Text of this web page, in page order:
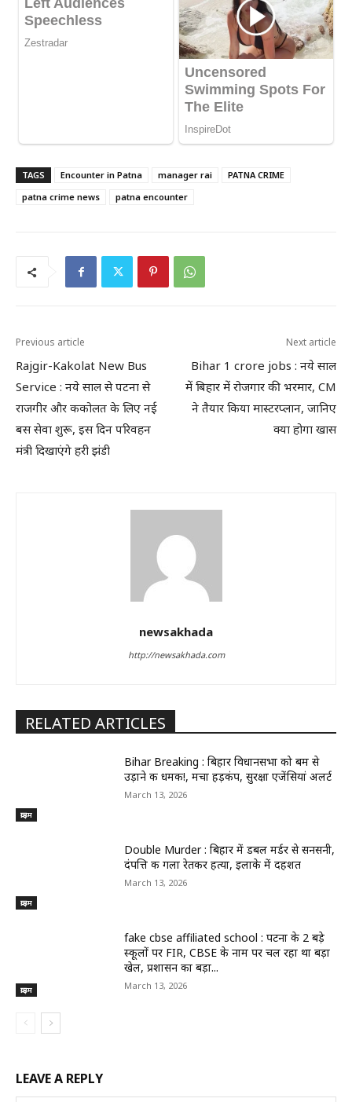
TAGS Encounter in Patna manager rai
PATNA CRIME
patna crime news
patna encounter
Previous article
Rajgir-Kakolat New Bus
Service : नये साल से पटना से
राजगीर और ककोलत के लिए नई
बस सेवा शुरू, इस दिन परिवहन
मंत्री दिखाएंगे हरी झंडी
Next article
Bihar 1 crore jobs : नये साल
में बिहार में रोजगार की भरमार, CM
ने तैयार किया मास्टरप्लान, जानिए
क्या होगा खास
newsakhada
http://newsakhada.com
RELATED ARTICLES
क्राइम
Bihar Breaking : बिहार विधानसभा को बम से
उड़ाने की धमकी!, मचा हड़कंप, सुरक्षा एजेंसियां अलर्ट
March 13, 2026
क्राइम
Double Murder : बिहार में डबल मर्डर से सनसनी,
दंपत्ति की गला रेतकर हत्या, इलाके में दहशत
March 13, 2026
क्राइम
fake cbse affiliated school : पटना के 2 बड़े
स्कूलों पर FIR, CBSE के नाम पर चल रहा था बड़ा
खेल, प्रशासन का बड़ा...
March 13, 2026
LEAVE A REPLY